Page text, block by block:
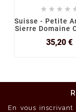
   
Suisse - Petite
Sierre Domaine
35,20 €
En vous